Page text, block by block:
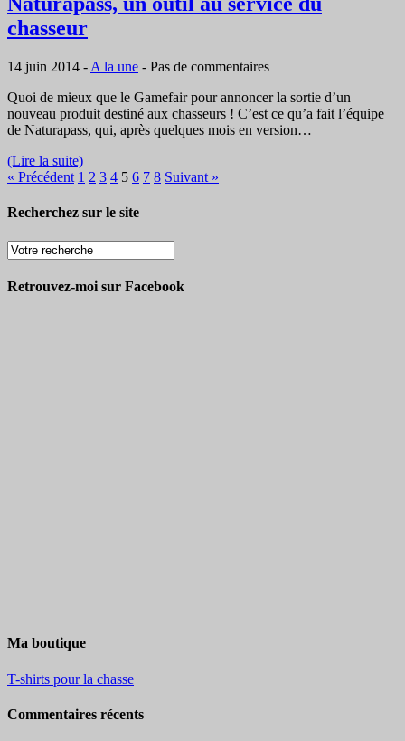
chasseur
14 juin 2014 - A la une - Pas de commentaires
Quoi de mieux que le Gamefair pour annoncer la sortie d’un
nouveau produit destiné aux chasseurs ! C’est ce qu’a fait l’équipe
de Naturapass, qui, après quelques mois en version…
(Lire la suite)
« Précédent 1 2 3 4 5 6 7 8 Suivant »
Recherchez sur le site
Retrouvez-moi sur Facebook
Ma boutique
T-shirts pour la chasse
Commentaires récents